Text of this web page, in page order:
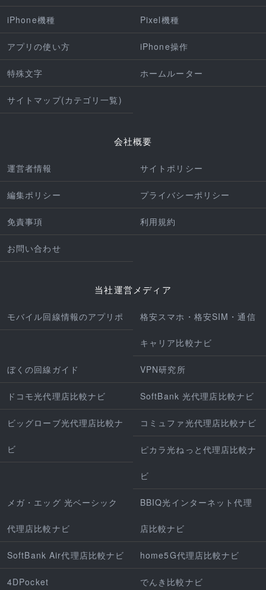
iPhone機種 Pixel機種
アプリの使い方 iPhone操作
特殊文字 ホームルーター
サイトマップ(カテゴリ一覧)
会社概要
運営者情報 サイトポリシー
編集ポリシー プライバシーポリシー
免責事項 利用規約
お問い合わせ
当社運営メディア
モバイル回線情報のアプリポ 格安スマホ・格安SIM・通信
キャリア比較ナビ
ぼくの回線ガイド VPN研究所
ドコモ光代理店比較ナビ SoftBank 光代理店比較ナビ
ビッグローブ光代理店比較ナ
ビ
コミュファ光代理店比較ナビ
ピカラ光ねっと代理店比較ナ
ビ
メガ・エッグ 光ベーシック
代理店比較ナビ
BBIQ光インターネット代理
店比較ナビ
SoftBank Air代理店比較ナビ home5G代理店比較ナビ
4DPocket でんき比較ナビ